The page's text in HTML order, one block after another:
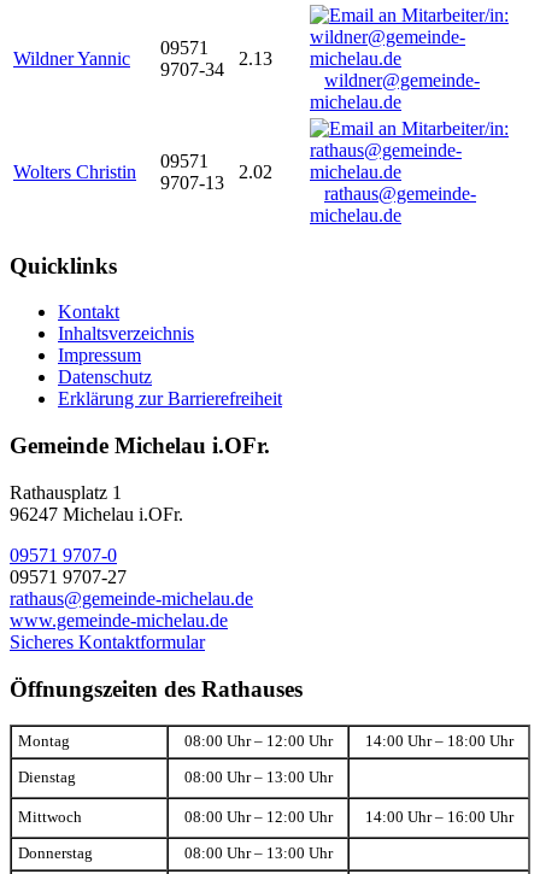
Wildner Yannic
09571
9707-34
2.13
wildner@gemeinde-
michelau.de
Wolters Christin
09571
9707-13
2.02
rathaus@gemeinde-
michelau.de
Quicklinks
Kontakt
Inhaltsverzeichnis
Impressum
Datenschutz
Erklärung zur Barrierefreiheit
Gemeinde Michelau i.OFr.
Rathausplatz 1
96247 Michelau i.OFr.
09571 9707-0
09571 9707-27
rathaus@gemeinde-michelau.de
www.gemeinde-michelau.de
Sicheres Kontaktformular
Öffnungszeiten des Rathauses
Montag 08:00 Uhr – 12:00 Uhr 14:00 Uhr – 18:00 Uhr
Dienstag 08:00 Uhr – 13:00 Uhr
Mittwoch 08:00 Uhr – 12:00 Uhr 14:00 Uhr – 16:00 Uhr
Donnerstag 08:00 Uhr – 13:00 Uhr